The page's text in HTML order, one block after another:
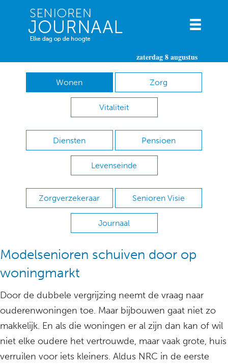
zaterdag 8 augustus
Wonen Zorg
Vitaliteit
Diensten Pensioen
Levenseinde
Zorgverzekeraar Senioren Visie
Journaal
Modelsenioren schuiven door op
woningmarkt
Door de dubbele vergrijzing neemt de vraag naar
ouderenwoningen toe. Maar bijbouwen gaat niet zo
makkelijk. En als die woningen er al zijn dan kan of wil
niet elke oudere het vertrouwde, maar vaak grote, huis
verruilen voor iets kleiners. Aldus NRC in de eerste